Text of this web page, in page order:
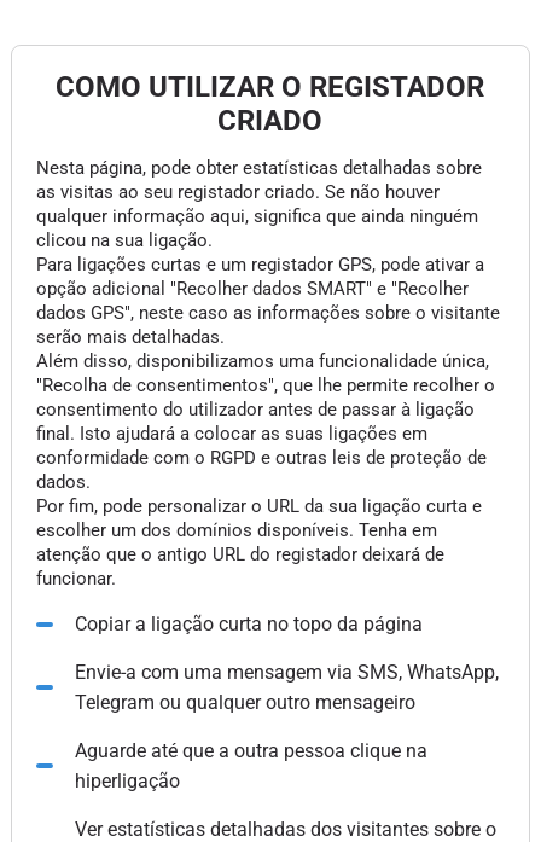
COMO UTILIZAR O REGISTADOR
CRIADO
Nesta página, pode obter estatísticas detalhadas sobre
as visitas ao seu registador criado. Se não houver
qualquer informação aqui, significa que ainda ninguém
clicou na sua ligação.
Para ligações curtas e um registador GPS, pode ativar a
opção adicional "Recolher dados SMART" e "Recolher
dados GPS", neste caso as informações sobre o visitante
serão mais detalhadas.
Além disso, disponibilizamos uma funcionalidade única,
"Recolha de consentimentos", que lhe permite recolher o
consentimento do utilizador antes de passar à ligação
final. Isto ajudará a colocar as suas ligações em
conformidade com o RGPD e outras leis de proteção de
dados.
Por fim, pode personalizar o URL da sua ligação curta e
escolher um dos domínios disponíveis. Tenha em
atenção que o antigo URL do registador deixará de
funcionar.
Copiar a ligação curta no topo da página
Envie-a com uma mensagem via SMS, WhatsApp,
Telegram ou qualquer outro mensageiro
Aguarde até que a outra pessoa clique na
hiperligação
Ver estatísticas detalhadas dos visitantes sobre o